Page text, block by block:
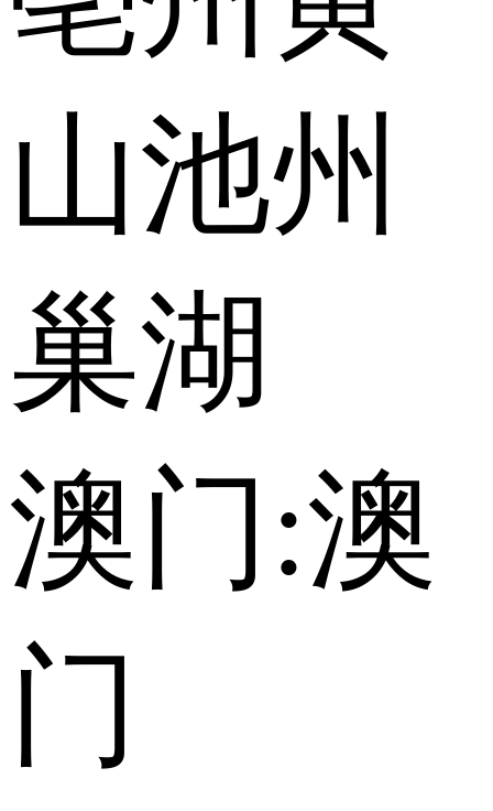
山池州
巢湖
澳门:澳
门